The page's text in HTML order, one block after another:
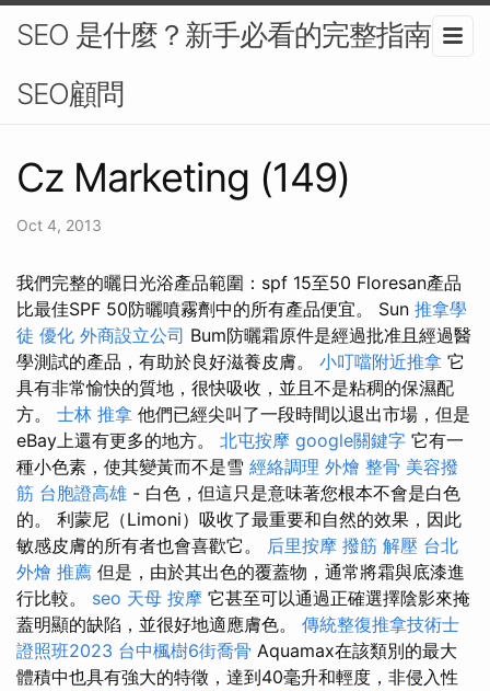
SEO 是什麼？新手必看的完整指南-
SEO顧問
Cz Marketing (149)
Oct 4, 2013
我們完整的曬日光浴產品範圍：spf 15至50 Floresan產品
比最佳SPF 50防曬噴霧劑中的所有產品便宜。 Sun 推拿學
徒 優化 外商設立公司 Bum防曬霜原件是經過批准且經過醫
學測試的產品，有助於良好滋養皮膚。 小叮噹附近推拿 它
具有非常愉快的質地，很快吸收，並且不是粘稠的保濕配
方。 士林 推拿 他們已經尖叫了一段時間以退出市場，但是
eBay上還有更多的地方。 北屯按摩 google關鍵字 它有一
種小色素，使其變黃而不是雪 經絡調理 外燴 整骨 美容撥
筋 台胞證高雄 - 白色，但這只是意味著您根本不會是白色
的。 利蒙尼（Limoni）吸收了最重要和自然的效果，因此
敏感皮膚的所有者也會喜歡它。 后里按摩 撥筋 解壓 台北
外燴 推薦 但是，由於其出色的覆蓋物，通常將霜與底漆進
行比較。 seo 天母 按摩 它甚至可以通過正確選擇陰影來掩
蓋明顯的缺陷，並很好地適應膚色。 傳統整復推拿技術士
證照班2023 台中楓樹6街喬骨 Aquamax在該類別的最大
體積中也具有強大的特徵，達到40毫升和輕度，非侵入性